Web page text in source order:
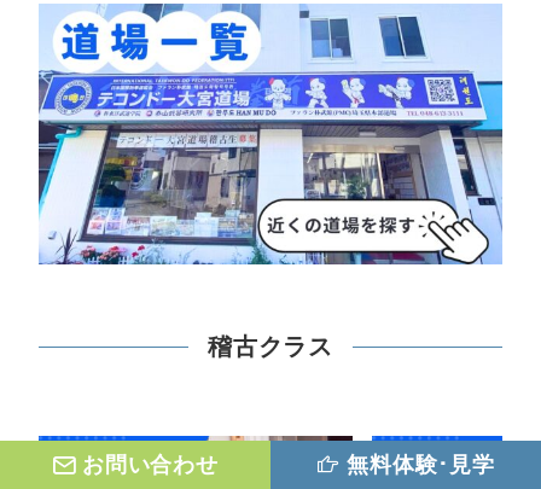
稽古クラス
お問い合わせ 無料体験･見学